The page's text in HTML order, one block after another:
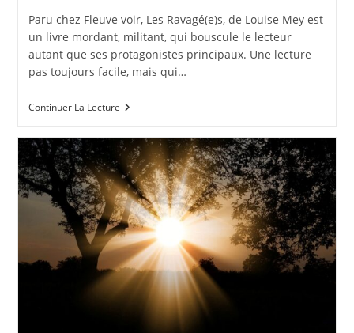
la
publication :
Paru chez Fleuve voir, Les Ravagé(e)s, de Louise Mey est
un livre mordant, militant, qui bouscule le lecteur
autant que ses protagonistes principaux. Une lecture
pas toujours facile, mais qui…
Continuer La LectureLes
Ravagé(e)s